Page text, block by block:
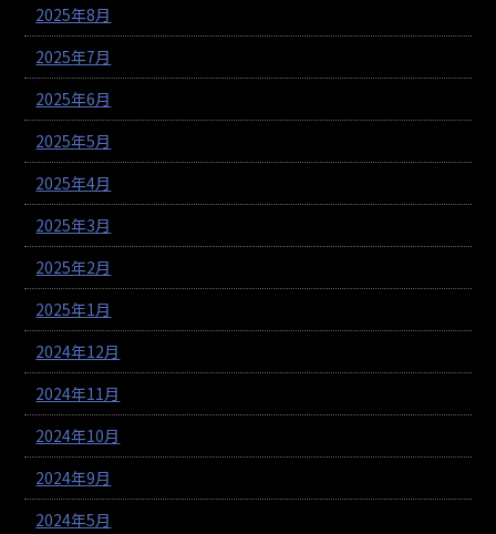
2025年8月
2025年7月
2025年6月
2025年5月
2025年4月
2025年3月
2025年2月
2025年1月
2024年12月
2024年11月
2024年10月
2024年9月
2024年5月